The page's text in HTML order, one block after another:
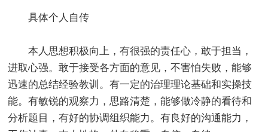
具体个人自传
本人思想积极向上，有很强的责任心，敢于担当，
进取心强。敢于接受各方面的意见，不害怕失败，能够
迅速的总结经验教训。有一定的治理理论基础和实操技
能。有敏锐的观察力，思路清楚，能够做冷静的看待和
分析题目，有好的协调组织能力。有良好的沟通能力，